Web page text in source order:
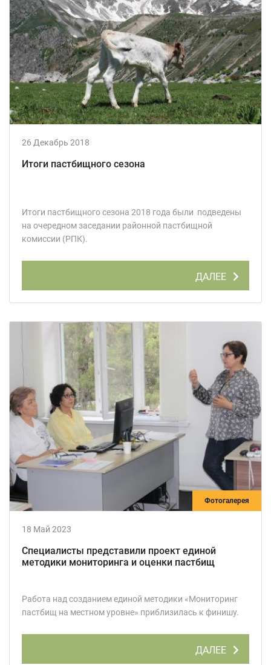
26 Декабрь 2018
Итоги пастбищного сезона
Итоги пастбищного сезона 2018 года были подведены
на очередном заседании районной пастбищной
комиссии (РПК).
ДАЛЕЕ
Фотогалерея
18 Май 2023
Специалисты представили проект единой
методики мониторинга и оценки пастбищ
Работа над созданием единой методики «Мониторинг
пастбищ на местном уровне» приблизилась к финишу.
ДАЛЕЕ